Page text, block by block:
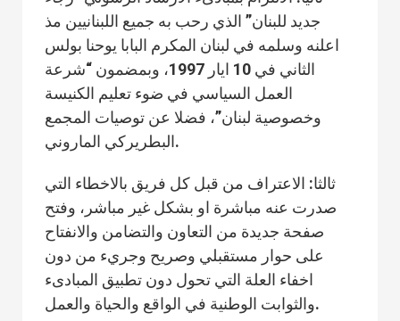
جديد للبنان” الذي رحب به جميع اللبنانيين مذ
اعلنه وسلمه في لبنان المكرم البابا يوحنا بولس
الثاني في 10 ايار 1997، وبمضمون “شرعة
العمل السياسي في ضوء تعليم الكنيسة
وخصوصية لبنان”، فضلا عن توصيات المجمع
البطريركي الماروني.
ثالثا: الاعتراف من قبل كل فريق بالاخطاء التي
صدرت عنه مباشرة او بشكل غير مباشر، وفتح
صفحة جديدة من التعاون والتضامن والانفتاح
على حوار مستقبلي وصريح وجريء من دون
اخفاء العلة التي تحول دون تطبيق المبادىء
والثوابت الوطنية في الواقع والحياة والعمل.